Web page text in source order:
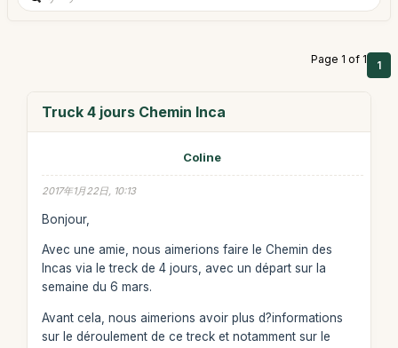
Page 1 of 1 1
Truck 4 jours Chemin Inca
Coline
2017年1月22日, 10:13
Bonjour,
Avec une amie, nous aimerions faire le Chemin des
Incas via le treck de 4 jours, avec un départ sur la
semaine du 6 mars.
Avant cela, nous aimerions avoir plus d?informations
sur le déroulement de ce treck et notamment sur le